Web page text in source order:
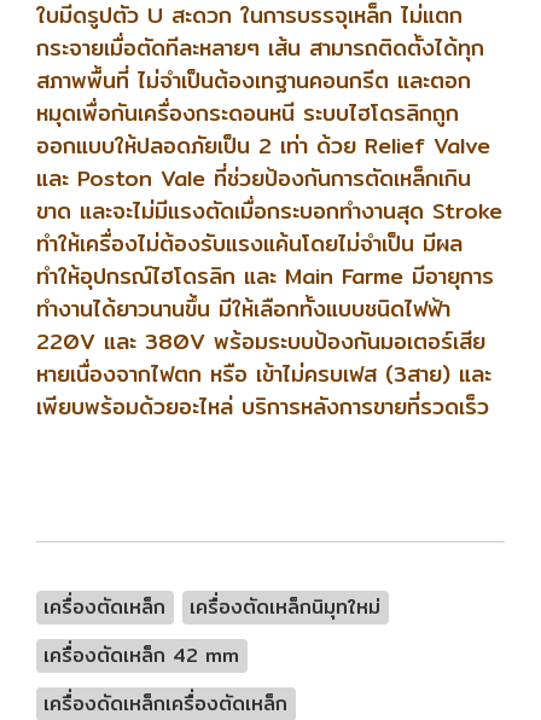
ใบมีดรูปตัว U สะดวก ในการบรรจุเหล็ก ไม่แตก
กระจายเมื่อตัดทีละหลายๆ เส้น สามารถติดตั้งได้ทุก
สภาพพื้นที่ ไม่จำเป็นต้องเทฐานคอนกรีต และตอก
หมุดเพื่อกันเครื่องกระดอนหนี ระบบไฮโดรลิกถูก
ออกแบบให้ปลอดภัยเป็น 2 เท่า ด้วย Relief Valve
และ Poston Vale ที่ช่วยป้องกันการตัดเหล็กเกิน
ขาด และจะไม่มีแรงตัดเมื่อกระบอกทำงานสุด Stroke
ทำให้เครื่องไม่ต้องรับแรงแค้นโดยไม่จำเป็น มีผล
ทำให้อุปกรณ์ไฮโดรลิก และ Main Farme มีอายุการ
ทำงานได้ยาวนานขึ้น มีให้เลือกทั้งแบบชนิดไฟฟ้า
220V และ 380V พร้อมระบบป้องกันมอเตอร์เสีย
หายเนื่องจากไฟตก หรือ เข้าไม่ครบเฟส (3สาย) และ
เพียบพร้อมด้วยอะไหล่ บริการหลังการขายที่รวดเร็ว
เครื่องตัดเหล็ก
เครื่องตัดเหล็กนิมุทใหม่
เครื่องตัดเหล็ก 42 mm
เครื่องดัดเหล็กเครื่องตัดเหล็ก